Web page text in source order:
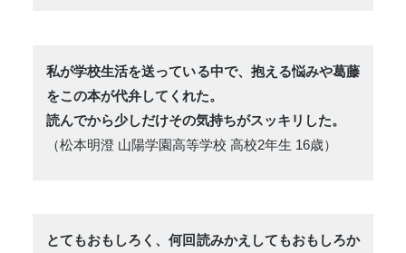
私が学校生活を送っている中で、抱える悩みや葛藤
をこの本が代弁してくれた。
読んでから少しだけその気持ちがスッキリした。
（松本明澄 山陽学園高等学校 高校2年生 16歳）
とてもおもしろく、何回読みかえしてもおもしろか